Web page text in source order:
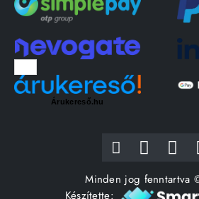
Árukereső.hu
Minden jog fenntartva
Készítette: